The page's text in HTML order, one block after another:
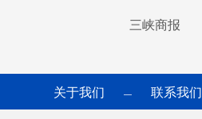
三峡商报
关于我们 — 联系我们